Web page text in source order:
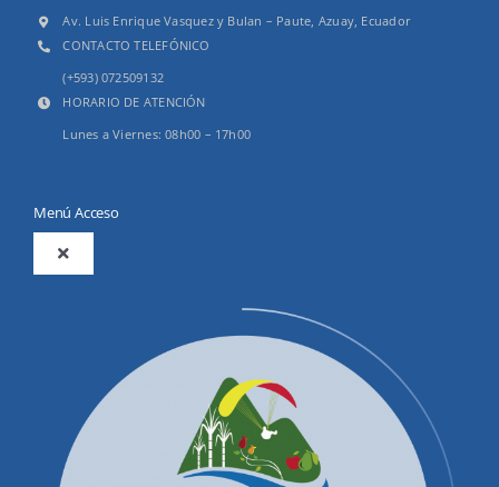
Av. Luis Enrique Vasquez y Bulan – Paute, Azuay, Ecuador
CONTACTO TELEFÓNICO
(+593) 072509132
HORARIO DE ATENCIÓN
Lunes a Viernes: 08h00 – 17h00
Menú Acceso
Toggle
Productos y Servicios
Convocatorias Precalificación